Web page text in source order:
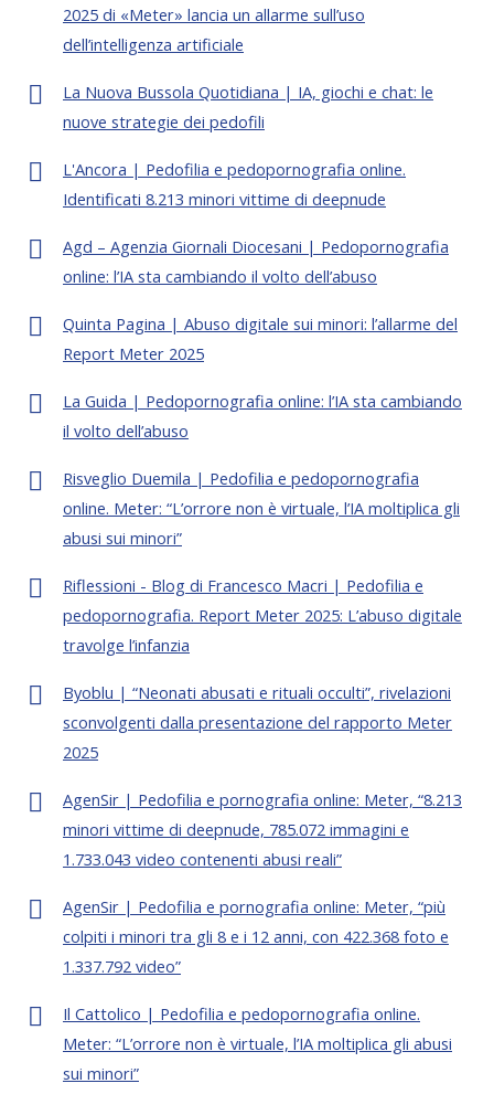
2025 di «Meter» lancia un allarme sull’uso
dell’intelligenza artificiale
La Nuova Bussola Quotidiana | IA, giochi e chat: le
nuove strategie dei pedofili
L'Ancora | Pedofilia e pedopornografia online.
Identificati 8.213 minori vittime di deepnude
Agd – Agenzia Giornali Diocesani | Pedopornografia
online: l’IA sta cambiando il volto dell’abuso
Quinta Pagina | Abuso digitale sui minori: l’allarme del
Report Meter 2025
La Guida | Pedopornografia online: l’IA sta cambiando
il volto dell’abuso
Risveglio Duemila | Pedofilia e pedopornografia
online. Meter: “L’orrore non è virtuale, l’IA moltiplica gli
abusi sui minori”
Riflessioni - Blog di Francesco Macri | Pedofilia e
pedopornografia. Report Meter 2025: L’abuso digitale
travolge l’infanzia
Byoblu | “Neonati abusati e rituali occulti”, rivelazioni
sconvolgenti dalla presentazione del rapporto Meter
2025
AgenSir | Pedofilia e pornografia online: Meter, “8.213
minori vittime di deepnude, 785.072 immagini e
1.733.043 video contenenti abusi reali”
AgenSir | Pedofilia e pornografia online: Meter, “più
colpiti i minori tra gli 8 e i 12 anni, con 422.368 foto e
1.337.792 video”
Il Cattolico | Pedofilia e pedopornografia online.
Meter: “L’orrore non è virtuale, l’IA moltiplica gli abusi
sui minori”